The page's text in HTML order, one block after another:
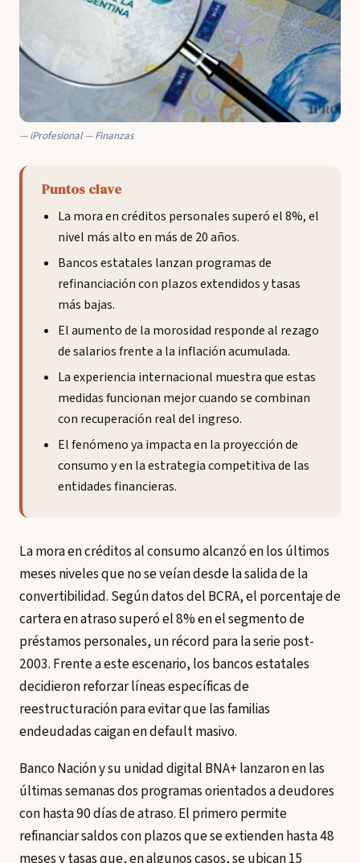
iProfesional — Finanzas
Puntos clave
La mora en créditos personales superó el 8%, el
nivel más alto en más de 20 años.
Bancos estatales lanzan programas de
refinanciación con plazos extendidos y tasas
más bajas.
El aumento de la morosidad responde al rezago
de salarios frente a la inflación acumulada.
La experiencia internacional muestra que estas
medidas funcionan mejor cuando se combinan
con recuperación real del ingreso.
El fenómeno ya impacta en la proyección de
consumo y en la estrategia competitiva de las
entidades financieras.
La mora en créditos al consumo alcanzó en los últimos
meses niveles que no se veían desde la salida de la
convertibilidad. Según datos del BCRA, el porcentaje de
cartera en atraso superó el 8% en el segmento de
préstamos personales, un récord para la serie post-
2003. Frente a este escenario, los bancos estatales
decidieron reforzar líneas específicas de
reestructuración para evitar que las familias
endeudadas caigan en default masivo.
Banco Nación y su unidad digital BNA+ lanzaron en las
últimas semanas dos programas orientados a deudores
con hasta 90 días de atraso. El primero permite
refinanciar saldos con plazos que se extienden hasta 48
meses y tasas que, en algunos casos, se ubican 15